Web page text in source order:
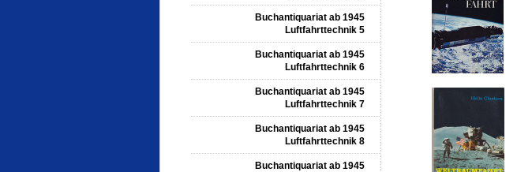
Buchantiquariat ab 1945
Luftfahrttechnik 5
Buchantiquariat ab 1945
Luftfahrttechnik 6
Buchantiquariat ab 1945
Luftfahrttechnik 7
Buchantiquariat ab 1945
Luftfahrttechnik 8
Buchantiquariat ab 1945